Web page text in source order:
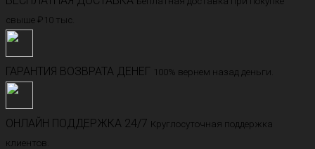
свыше ₽10 тыс.
ГАРАНТИЯ ВОЗВРАТА ДЕНЕГ 100% вернем назад деньги.
ОНЛАЙН ПОДДЕРЖКА 24/7 Круглосуточная поддержка
клиентов.